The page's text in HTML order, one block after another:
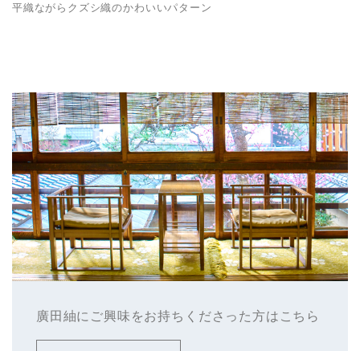
平織ながらクズシ織のかわいいパターン
廣田紬にご興味をお持ちくださった方はこちら